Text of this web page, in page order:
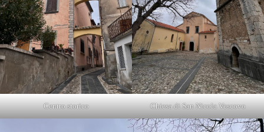
Centro storico Chiesa di San Nicola Vescovo